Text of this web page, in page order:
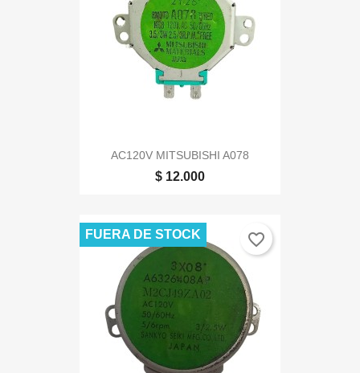
AC120V MITSUBISHI A078
$ 12.000
FUERA DE STOCK favorite_border